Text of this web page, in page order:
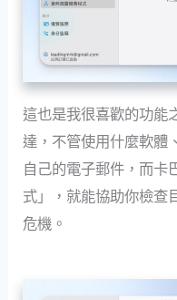
這也是我很喜歡的功能
達，不管使用什麼軟體
自己的電子郵件，而卡
式」，就能協助你檢查
危機。